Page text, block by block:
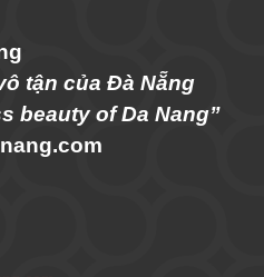
tận của Đà Nẵng
beauty of Da Nang”